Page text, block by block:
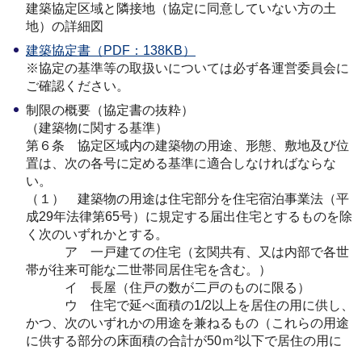
建築協定区域と隣接地（協定に同意していない方の土
地）の詳細図
建築協定書（PDF：138KB）
※協定の基準等の取扱いについては必ず各運営委員会に
ご確認ください。
制限の概要（協定書の抜粋）
（建築物に関する基準）
第６条 協定区域内の建築物の用途、形態、敷地及び位
置は、次の各号に定める基準に適合しなければならな
い。
（１） 建築物の用途は住宅部分を住宅宿泊事業法（平
成29年法律第65号）に規定する届出住宅とするものを除
く次のいずれかとする。
ア 一戸建ての住宅（玄関共有、又は内部で各世
帯が往来可能な二世帯同居住宅を含む。）
イ 長屋（住戸の数が二戸のものに限る）
ウ 住宅で延べ面積の1/2以上を居住の用に供し、
かつ、次のいずれかの用途を兼ねるもの（これらの用途
に供する部分の床面積の合計が50ｍ²以下で居住の用に